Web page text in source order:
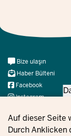
Privacy settings
Auf dieser Seite
Durch Anklicken
Meta
Navi
Social
Bize ulaşın
Haber Bülteni
Facebook
Instagram
YouTube